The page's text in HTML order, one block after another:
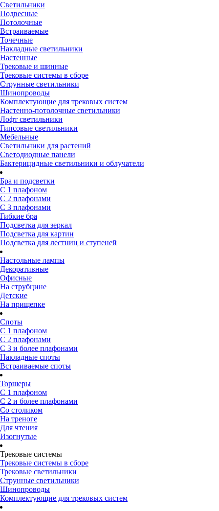
Светильники
Подвесные
Потолочные
Встраиваемые
Точечные
Накладные светильники
Настенные
Трековые и шинные
Трековые системы в сборе
Струнные светильники
Шинопроводы
Комплектующие для трековых систем
Настенно-потолочные светильники
Лофт светильники
Гипсовые светильники
Мебельные
Светильники для растений
Светодиодные панели
Бактерицидные светильники и облучатели
Бра и подсветки
С 1 плафоном
С 2 плафонами
С 3 плафонами
Гибкие бра
Подсветка для зеркал
Подсветка для картин
Подсветка для лестниц и ступеней
Настольные лампы
Декоративные
Офисные
На струбцине
Детские
На прищепке
Споты
С 1 плафоном
С 2 плафонами
С 3 и более плафонами
Накладные споты
Встраиваемые споты
Торшеры
С 1 плафоном
С 2 и более плафонами
Со столиком
На треноге
Для чтения
Изогнутые
Трековые системы
Трековые системы в сборе
Трековые светильники
Струнные светильники
Шинопроводы
Комплектующие для трековых систем